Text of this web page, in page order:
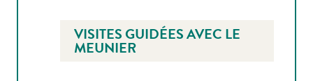
VISITES GUIDÉES AVEC LE
MEUNIER